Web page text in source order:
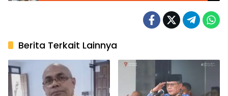
Berita Terkait Lainnya